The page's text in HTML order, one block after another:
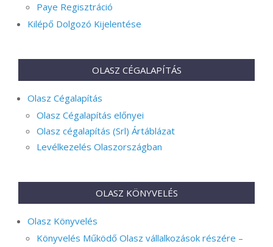
Paye Regisztráció
Kilépő Dolgozó Kijelentése
OLASZ CÉGALAPÍTÁS
Olasz Cégalapítás
Olasz Cégalapítás előnyei
Olasz cégalapítás (Srl) Ártáblázat
Levélkezelés Olaszországban
OLASZ KÖNYVELÉS
Olasz Könyvelés
Könyvelés Működő Olasz vállalkozások részére –